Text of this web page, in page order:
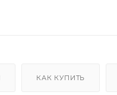
КАК КУПИТЬ